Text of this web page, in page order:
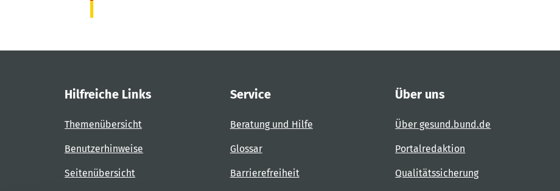
Hilfreiche Links
Themenübersicht
Benutzerhinweise
Seitenübersicht
Service
Beratung und Hilfe
Glossar
Barrierefreiheit
Über uns
Über gesund.bund.de
Portalredaktion
Qualitätssicherung